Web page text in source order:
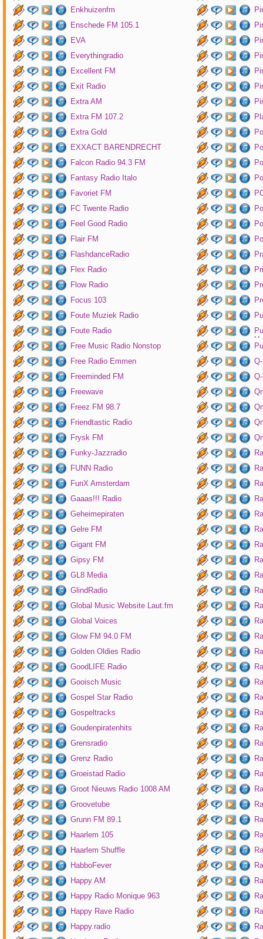
Enkhuizenfm
Enschede FM 105.1
EVA
Everythingradio
Excellent FM
Exit Radio
Extra AM
Extra FM 107.2
Extra Gold
EXXACT BARENDRECHT
Falcon Radio 94.3 FM
Fantasy Radio Italo
Favoriet FM
FC Twente Radio
Feel Good Radio
Flair FM
FlashdanceRadio
Flex Radio
Flow Radio
Focus 103
Foute Muziek Radio
Foute Radio
Free Music Radio Nonstop
Free Radio Emmen
Freeminded FM
Freewave
Freez FM 98.7
Friendtastic Radio
Frysk FM
Funky-Jazzradio
FUNN Radio
FunX Amsterdam
Gaaas!!! Radio
Geheimepiraten
Gelre FM
Gigant FM
Gipsy FM
GL8 Media
GlindRadio
Global Music Website Laut.fm
Global Voices
Glow FM 94.0 FM
Golden Oldies Radio
GoodLIFE Radio
Gooisch Music
Gospel Star Radio
Gospeltracks
Goudenpiratenhits
Grensradio
Grenz Radio
Groeistad Radio
Groot Nieuws Radio 1008 AM
Groovetube
Grunn FM 89.1
Haarlem 105
Haarlem Shuffle
HabboFever
Happy AM
Happy Radio Monique 963
Happy Rave Radio
Happy.radio